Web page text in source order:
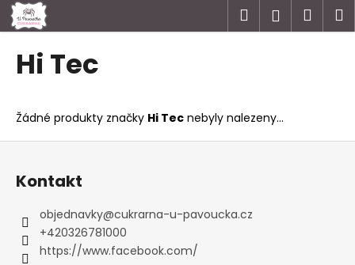
Přejít
na
obsah
Hledat
Hi Tec
Žádné produkty značky Hi Tec nebyly nalezeny...
K
o
o
p
o
t
ř
b
u
Z
Kontakt
objednavky@cukrarna-u-pavoucka.cz
+420326781000
https://www.facebook.com/